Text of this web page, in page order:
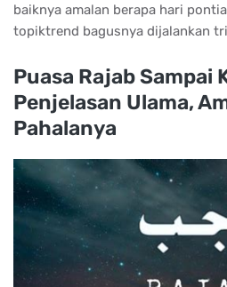
baiknya amalan berapa hari
topiktrend bagusnya dijalankan
Puasa Rajab Sampai
Penjelasan Ulama,
Pahalanya